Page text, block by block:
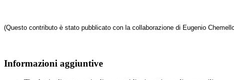
(Questo contributo è stato pubblicato con la collaborazione di Eugenio
Informazioni aggiuntive